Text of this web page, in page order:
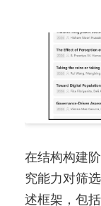
在结构构建
究能力对筛
述框架，包